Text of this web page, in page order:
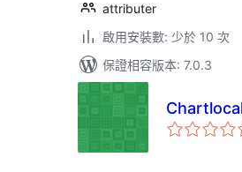
attributer
啟用安裝數: 少於 10 次
保證相容版本: 7.0.3